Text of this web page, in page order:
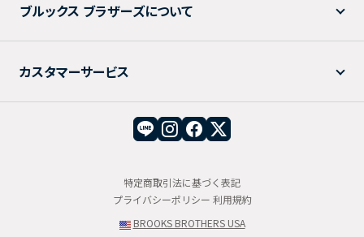
ブルックス ブラザーズについて
カスタマーサービス
特定商取引法に基づく表記
プライバシーポリシー 利用規約
BROOKS BROTHERS USA